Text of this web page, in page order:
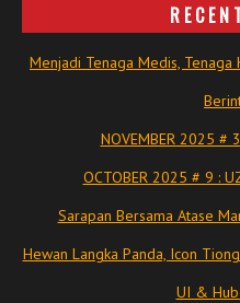
Menjadi Tenaga Medis,
NOVEMBER 2025 # 3
OCTOBER 2025 # 9 :
Sarapan Bersama Atase
Hewan Langka Panda, Icon
UI &